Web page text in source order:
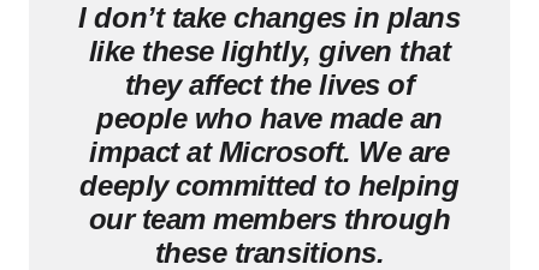
I don’t take changes in plans
like these lightly, given that
they affect the lives of
people who have made an
impact at Microsoft. We are
deeply committed to helping
our team members through
these transitions.